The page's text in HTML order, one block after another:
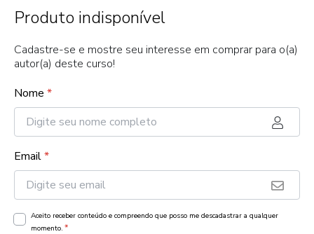
Produto indisponível
Cadastre-se e mostre seu interesse em comprar para o(a)
autor(a) deste curso!
Nome *
Email*
Aceito receber conteúdo e compreendo que posso me descadastrar a qualquer
momento. *